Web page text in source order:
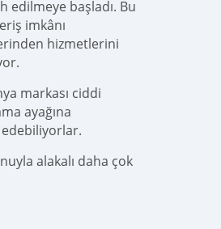
edilmeye başladı. Bu
imkânı
hizmetlerini
markası ciddi
ayağına
alakalı daha çok